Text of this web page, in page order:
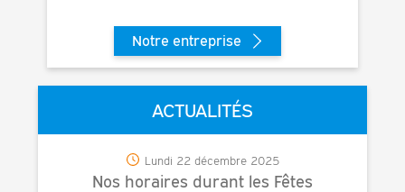
Notre entreprise
ACTUALITÉS
Lundi 22 décembre 2025
Nos horaires durant les Fêtes